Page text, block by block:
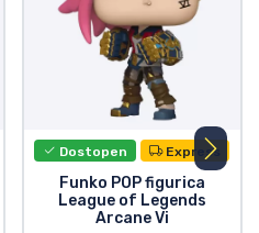
Dostopen Express
Funko POP figurica
League of Legends
Arcane Vi